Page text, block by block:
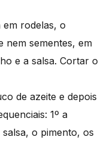
rodelas, o
nem sementes, em
e a salsa. Cortar o
de azeite e depois
1º a
o pimento, os